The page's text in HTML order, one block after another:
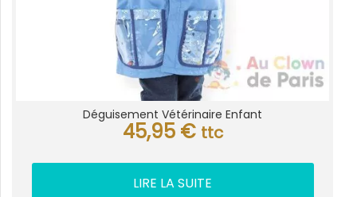
Déguisement Vétérinaire Enfant
45,95 € ttc
LIRE LA SUITE